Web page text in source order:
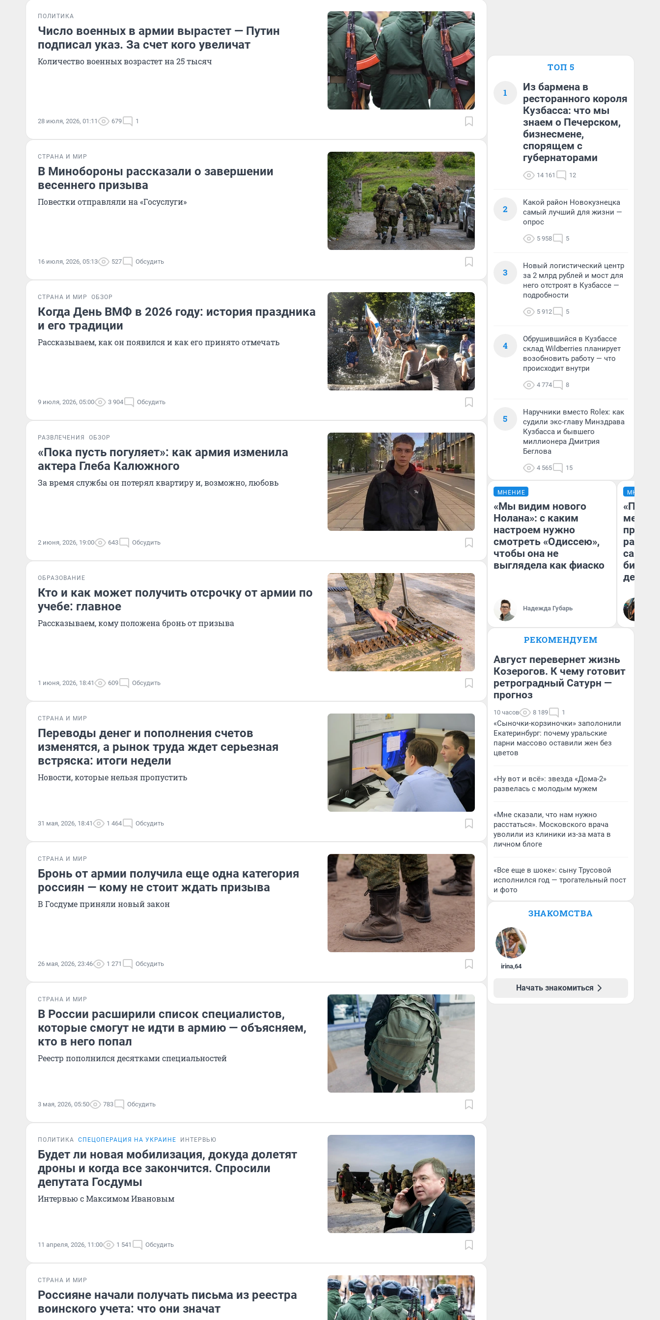
ПОЛИТИКА
Число военных в армии вырастет — Путин
подписал указ. За счет кого увеличат
Количество военных возрастет на 25 тысяч
28 июля, 2026, 01:11 679 1
СТРАНА И МИР
В Минобороны рассказали о завершении
весеннего призыва
Повестки отправляли на «Госуслуги»
16 июля, 2026, 05:13 527 Обсудить
СТРАНА И МИР ОБЗОР
Когда День ВМФ в 2026 году: история праздника
и его традиции
Рассказываем, как он появился и как его принято отмечать
9 июля, 2026, 05:00 3 904 Обсудить
РАЗВЛЕЧЕНИЯ ОБЗОР
«Пока пусть погуляет»: как армия изменила
актера Глеба Калюжного
За время службы он потерял квартиру и, возможно, любовь
2 июня, 2026, 19:00 643 Обсудить
ОБРАЗОВАНИЕ
Кто и как может получить отсрочку от армии по
учебе: главное
Рассказываем, кому положена бронь от призыва
1 июня, 2026, 18:41 609 Обсудить
СТРАНА И МИР
Переводы денег и пополнения счетов
изменятся, а рынок труда ждет серьезная
встряска: итоги недели
Новости, которые нельзя пропустить
31 мая, 2026, 18:41 1 464 Обсудить
СТРАНА И МИР
Бронь от армии получила еще одна категория
россиян — кому не стоит ждать призыва
В Госдуме приняли новый закон
26 мая, 2026, 23:46 1 271 Обсудить
СТРАНА И МИР
В России расширили список специалистов,
которые смогут не идти в армию — объясняем,
кто в него попал
Реестр пополнился десятками специальностей
3 мая, 2026, 05:50 783 Обсудить
ПОЛИТИКА СПЕЦОПЕРАЦИЯ НА УКРАИНЕ ИНТЕРВЬЮ
Будет ли новая мобилизация, докуда долетят
дроны и когда все закончится. Спросили
депутата Госдумы
Интервью с Максимом Ивановым
11 апреля, 2026, 11:00 1 541 Обсудить
СТРАНА И МИР
Россияне начали получать письма из реестра
воинского учета: что они значат
ТОП 5
1
Из бармена в
ресторанного короля
Кузбасса: что мы
знаем о Печерском,
бизнесмене,
спорящем с
губернаторами
14 161 12
2
Какой район Новокузнецка
самый лучший для жизни —
опрос
5 958 5
3
Новый логистический центр
за 2 млрд рублей и мост для
него отстроят в Кузбассе —
подробности
5 912 5
4
Обрушившийся в Кузбассе
склад Wildberries планирует
возобновить работу — что
происходит внутри
4 774 8
5
Наручники вместо Rolex: как
судили экс-главу Минздрава
Кузбасса и бывшего
миллионера Дмитрия
Беглова
4 565 15
МНЕНИЕ
«Мы видим нового
Нолана»: с каким
настроем нужно
смотреть «Одиссею»,
чтобы она не
выглядела как фиаско
Надежда Губарь
МНЕНИЕ
самом
РЕКОМЕНДУЕМ
Август перевернет жизнь
Козерогов. К чему готовит
ретроградный Сатурн —
прогноз
10 часов 8 189 1
«Сыночки-корзиночки» заполонили
Екатеринбург: почему уральские
парни массово оставили жен без
цветов
«Ну вот и всё»: звезда «Дома-2»
развелась с молодым мужем
«Мне сказали, что нам нужно
расстаться». Московского врача
уволили из клиники из-за мата в
личном блоге
«Все еще в шоке»: сыну Трусовой
исполнился год — трогательный пост
и фото
ЗНАКОМСТВА
irina,64
Начать знакомиться